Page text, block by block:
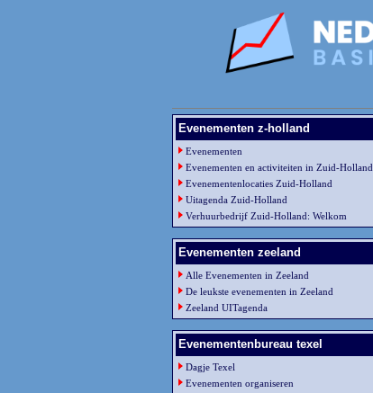
Evenementen z-holland
Evenementen
Evenementen en activiteiten in Zuid-Holland
Evenementenlocaties Zuid-Holland
Uitagenda Zuid-Holland
Verhuurbedrijf Zuid-Holland: Welkom
Evenementen zeeland
Alle Evenementen in Zeeland
De leukste evenementen in Zeeland
Zeeland UITagenda
Evenementenbureau texel
Dagje Texel
Evenementen organiseren